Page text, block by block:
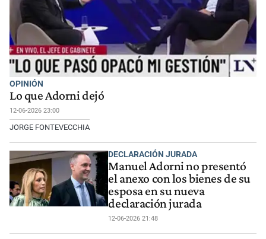
OPINIÓN
Lo que Adorni dejó
12-06-2026 23:00
JORGE FONTEVECCHIA
DECLARACIÓN JURADA
Manuel Adorni no presentó
el anexo con los bienes de su
esposa en su nueva
declaración jurada
12-06-2026 21:48